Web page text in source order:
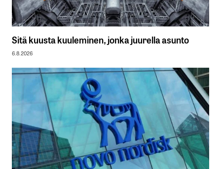
Sitä kuusta kuuleminen, jonka juurella asunto
6.8.2026